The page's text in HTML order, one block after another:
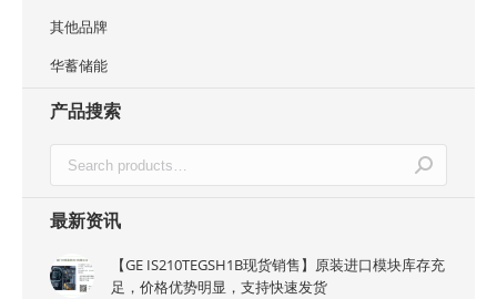
其他品牌
华蓄储能
产品搜索
最新资讯
【GE IS210TEGSH1B现货销售】原装进口模块库存充
足，价格优势明显，支持快速发货